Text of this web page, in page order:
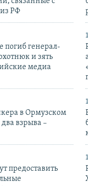
РФ
погиб генерал-
и зять
медиа
в Ормузском
взрыва –
предоставить